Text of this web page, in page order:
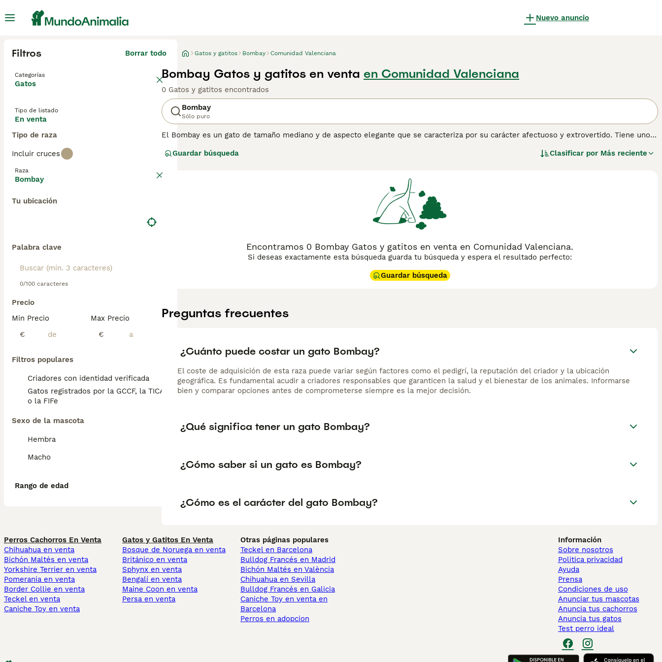
Nuevo anuncio
Filtros Borrar todo
Categorías
Gatos
Tipo de listado
En venta
Tipo de raza
Incluir cruces
Raza
Bombay
Tu ubicación
Palabra clave
0/100 caracteres
Precio
Min Precio
€
Max Precio
€
Filtros populares
Criadores con identidad verificada
Gatos registrados por la GCCF, la TICA
o la FIFe
Sexo de la mascota
Hembra
Macho
Rango de edad
Gatos y gatitos Bombay Comunidad Valenciana
Bombay Gatos y gatitos en venta en Comunidad Valenciana
0 Gatos y gatitos encontrados
Bombay
Sólo puro
El Bombay es un gato de tamaño mediano y de aspecto elegante que se caracteriza por su carácter afectuoso y extrovertido. Tiene unos
relativamente nueva en el mundo de los gatos y se desarrolló en la década de 1950 al cruzar un gato sable Burmés con un American
todo el mundo, no solo por su apariencia única, sino también porque tienen una naturaleza amable y extremadamente cariñosa.
para obtener información sobre esta raza de gato.
Guardar búsqueda Clasificar por Más reciente
Encontramos 0 Bombay Gatos y gatitos en venta en Comunidad Valenciana.
Si deseas exactamente esta búsqueda guarda tu búsqueda y espera el resultado perfecto:
Guardar búsqueda
Preguntas frecuentes
¿Cuánto puede costar un gato Bombay?
El coste de adquisición de esta raza puede variar según factores como el pedigrí, la reputación del criador y la ubicación
geográfica. Es fundamental acudir a criadores responsables que garanticen la salud y el bienestar de los animales. Informarse
bien y comparar opciones antes de comprometerse siempre es la mejor decisión.
¿Qué significa tener un gato Bombay?
¿Cómo saber si un gato es Bombay?
¿Cómo es el carácter del gato Bombay?
Perros Cachorros En Venta
Chihuahua en venta
Bichón Maltés en venta
Yorkshire Terrier en venta
Pomerania en venta
Border Collie en venta
Teckel en venta
Caniche Toy en venta
Gatos y Gatitos En Venta
Bosque de Noruega en venta
Británico en venta
Sphynx en venta
Bengalí en venta
Maine Coon en venta
Persa en venta
Otras páginas populares
Teckel en Barcelona
Bulldog Francés en Madrid
Bichón Maltés en València
Chihuahua en Sevilla
Bulldog Francés en Galicia
Caniche Toy en venta en
Barcelona
Perros en adopcion
Información
Sobre nosotros
Politica privacidad
Ayuda
Prensa
Condiciones de uso
Anunciar tus mascotas
Anuncia tus cachorros
Anuncia tus gatos
Test perro ideal